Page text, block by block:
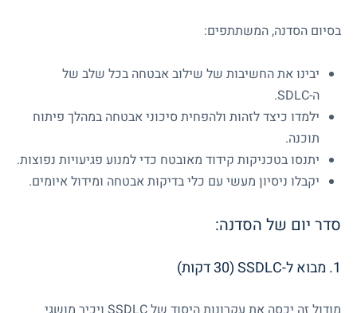
בסיום הסדנה, המשתתפים:
יבינו את החשיבות של שילוב אבטחה בכל שלב של
ה-SDLC
.
ילמדו כיצד לזהות ולהפחית סיכוני אבטחה במהלך פיתוח
תוכנה.
יתנסו בטכניקות קידוד מאובטח כדי למנוע פגיעויות נפוצות.
יקבלו ניסיון מעשי עם כלי בדיקות אבטחה ומידול איומים.
סדר יום של הסדנה:
1. מבוא ל- SSDLC(30 דקות)